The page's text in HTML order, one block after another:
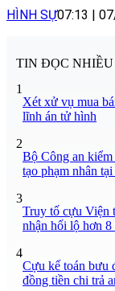
HÌNH SỰ07:13
TIN ĐỌC NHIỀU
1
Xét xử vụ mua
lĩnh án tử hình
2
Bộ Công an
tạo phạm nhân
3
Truy tố cựu Viện
nhận hối lộ hơn
4
Cựu kế toán bưu
đồng tiền chi trả